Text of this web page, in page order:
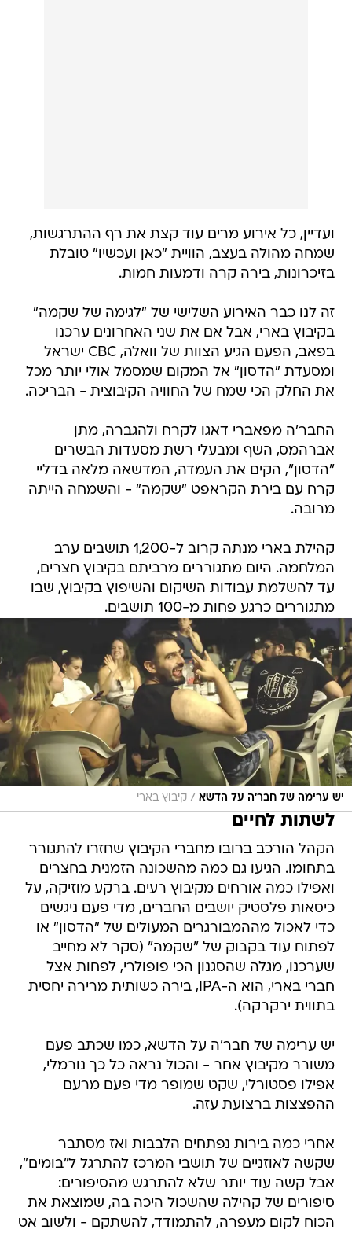
ועדיין, כל אירוע מרים עוד קצת את רף ההתרגשות,
שמחה מהולה בעצב, הוויית "כאן ועכשיו" טובלת
בזיכרונות, בירה קרה ודמעות חמות.
זה לנו כבר האירוע השלישי של "לגימה של שקמה"
בקיבוץ בארי, אבל אם את שני האחרונים ערכנו
בפאב, הפעם הגיע הצוות של וואלה, CBC ישראל
ומסעדת "הדסון" אל המקום שמסמל אולי יותר מכל
את החלק הכי שמח של החוויה הקיבוצית - הבריכה.
החבר'ה מפאברי דאגו לקרח ולהגברה, מתן
אברהמס, השף ומבעלי רשת מסעדות הבשרים
"הדסון", הקים את העמדה, המדשאה מלאה בדליי
קרח עם בירת הקראפט "שקמה" - והשמחה הייתה
מרובה.
קהילת בארי מנתה קרוב ל-1,200 תושבים ערב
המלחמה. היום מתגוררים מרביתם בקיבוץ חצרים,
עד להשלמת עבודות השיקום והשיפוץ בקיבוץ, שבו
מתגוררים כרגע פחות מ-100 תושבים.
יש ערימה של חבר'ה על הדשא / קיבוץ בארי
לשתות לחיים
הקהל הורכב ברובו מחברי הקיבוץ שחזרו להתגורר
בתחומו. הגיעו גם כמה מהשכונה הזמנית בחצרים
ואפילו כמה אורחים מקיבוץ רעים. ברקע מוזיקה, על
כיסאות פלסטיק יושבים החברים, מדי פעם ניגשים
כדי לאכול מההמבורגרים המעולים של "הדסון" או
לפתוח עוד בקבוק של "שקמה" (סקר לא מחייב
שערכנו, מגלה שהסגנון הכי פופולרי, לפחות אצל
חברי בארי, הוא ה-IPA, בירה כשותית מרירה יחסית
בתווית ירקרקה).
יש ערימה של חבר'ה על הדשא, כמו שכתב פעם
משורר מקיבוץ אחר - והכול נראה כל כך נורמלי,
אפילו פסטורלי, שקט שמופר מדי פעם מרעם
ההפצצות ברצועת עזה.
אחרי כמה בירות נפתחים הלבבות ואז מסתבר
שקשה לאוזניים של תושבי המרכז להתרגל ל"בומים",
אבל קשה עוד יותר שלא להתרגש מהסיפורים:
סיפורים של קהילה שהשכול היכה בה, שמוצאת את
הכוח לקום מעפרה, להתמודד, להשתקם - ולשוב אט